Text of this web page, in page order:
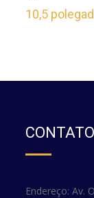
10,5
CONTATO
Endereço: Av.